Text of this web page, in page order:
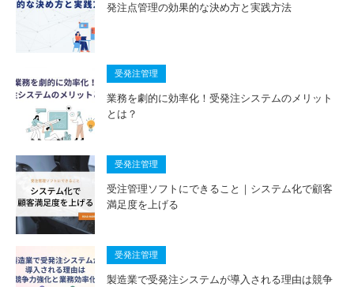
発注点管理の効果的な決め方と実践方法
受発注管理
業務を劇的に効率化！受発注システムのメリット
とは？
受発注管理
受注管理ソフトにできること｜システム化で顧客
満足度を上げる
受発注管理
製造業で受発注システムが導入される理由は競争